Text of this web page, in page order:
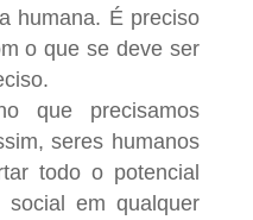
humana. É preciso
o que se deve ser
que precisamos
seres humanos
todo o potencial
social em qualquer